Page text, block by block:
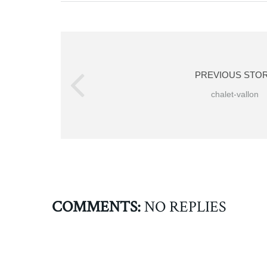
PREVIOUS
chalet-vallon
COMMENTS:NO REPLIES